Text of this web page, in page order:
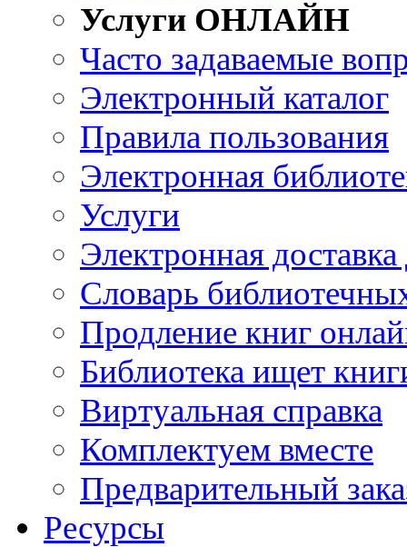
Услуги ОНЛАЙН
Часто задаваемые
Электронный каталог
Правила пользования
Электронная
Услуги
Электронная
Словарь
Продление книг
Библиотека ищет
Виртуальная справка
Комплектуем вместе
Предварительный
Ресурсы